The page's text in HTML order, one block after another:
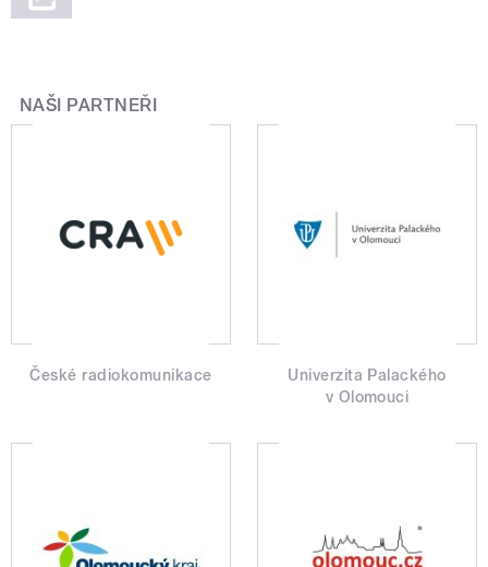
NAŠI PARTNEŘI
České radiokomunikace
Univerzita Palackého
v Olomouci